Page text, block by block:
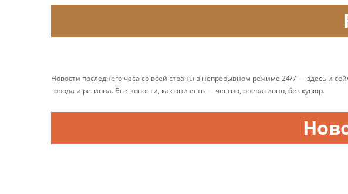
Новости последнего часа со всей страны в непрерывном режиме 24/7 — здесь и
города и региона. Все новости, как они есть — честно, оперативно, без купюр.